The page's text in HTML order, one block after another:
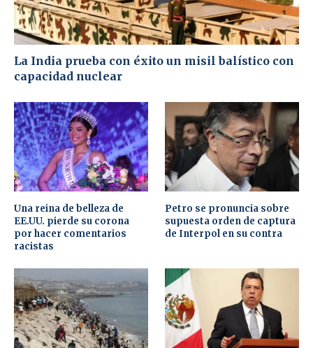
La India prueba con éxito un misil balístico con
capacidad nuclear
Una reina de belleza de
EE.UU. pierde su corona
por hacer comentarios
racistas
Petro se pronuncia sobre
supuesta orden de captura
de Interpol en su contra